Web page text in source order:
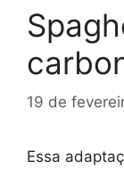
19 de
Essa